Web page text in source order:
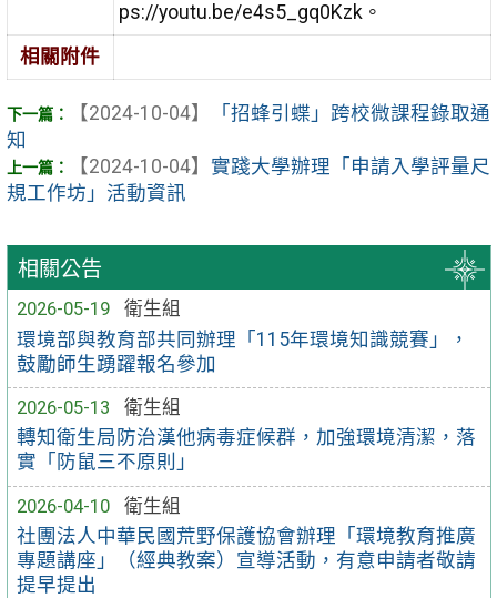
相關公告
2026-05-19
衛生組
環境部與教育部共同辦理「115年環境知識競賽」，
鼓勵師生踴躍報名參加
2026-05-13
衛生組
轉知衛生局防治漢他病毒症候群，加強環境清潔，落
實「防鼠三不原則」
2026-04-10
衛生組
社團法人中華民國荒野保護協會辦理「環境教育推廣
專題講座」（經典教案）宣導活動，有意申請者敬請
提早提出
ps://youtu.be/e4s5_gq0Kzk。
相關附件
【2024-10-04】
「招蜂引蝶」跨校微課程錄取通
知
【2024-10-04】 實踐大學辦理「申請入學評量尺
規工作坊」活動資訊